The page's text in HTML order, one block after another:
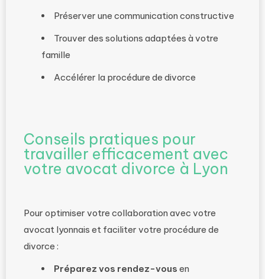
Préserver une communication constructive
Trouver des solutions adaptées à votre
famille
Accélérer la procédure de divorce
Conseils pratiques pour
travailler efficacement avec
votre avocat divorce à Lyon
Pour optimiser votre collaboration avec votre
avocat lyonnais et faciliter votre procédure de
divorce :
Préparez vos rendez-vous en